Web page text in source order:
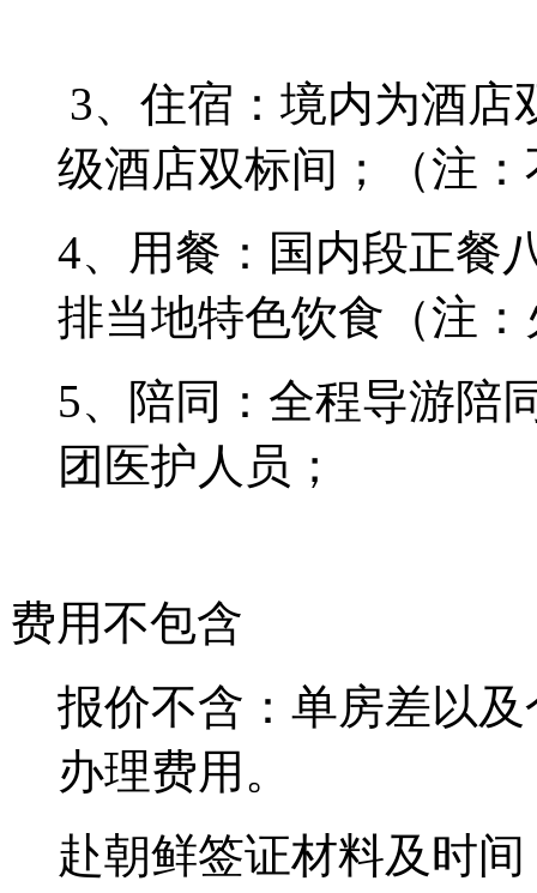
3、住宿：境内为酒店
级酒店双标间；（注
4、用餐：国内段正餐
排当地特色饮食（注
5、陪同：全程导游陪
团医护人员；
费用不包含
报价不含：单房差以
办理费用。
赴朝鲜签证材料及时